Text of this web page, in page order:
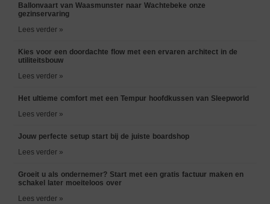
Ballonvaart van Waasmunster naar Wachtebeke onze
gezinservaring
Lees verder »
Kies voor een doordachte flow met een ervaren architect in de
utiliteitsbouw
Lees verder »
Het ultieme comfort met een Tempur hoofdkussen van Sleepworld
Lees verder »
Jouw perfecte setup start bij de juiste boardshop
Lees verder »
Groeit u als ondernemer? Start met een gratis factuur maken en
schakel later moeiteloos over
Lees verder »